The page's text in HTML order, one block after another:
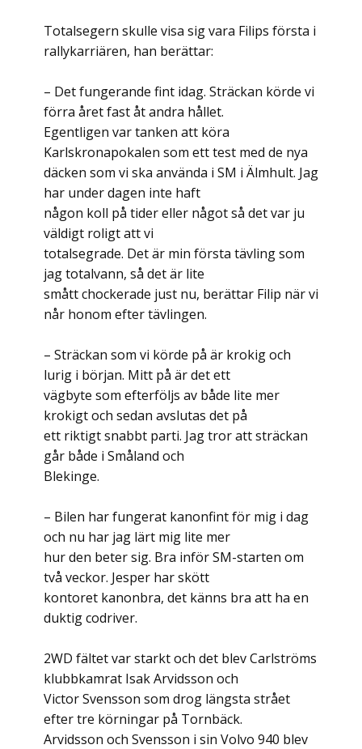
Totalsegern skulle visa sig vara Filips första i
rallykarriären, han berättar:
– Det fungerande fint idag. Sträckan körde vi
förra året fast åt andra hållet.
Egentligen var tanken att köra
Karlskronapokalen som ett test med de nya
däcken som vi ska använda i SM i Älmhult. Jag
har under dagen inte haft
någon koll på tider eller något så det var ju
väldigt roligt att vi
totalsegrade. Det är min första tävling som
jag totalvann, så det är lite
smått chockerade just nu, berättar Filip när vi
når honom efter tävlingen.
– Sträckan som vi körde på är krokig och
lurig i början. Mitt på är det ett
vägbyte som efterföljs av både lite mer
krokigt och sedan avslutas det på
ett riktigt snabbt parti. Jag tror att sträckan
går både i Småland och
Blekinge.
– Bilen har fungerat kanonfint för mig i dag
och nu har jag lärt mig lite mer
hur den beter sig. Bra inför SM-starten om
två veckor. Jesper har skött
kontoret kanonbra, det känns bra att ha en
duktig codriver.
2WD fältet var starkt och det blev Carlströms
klubbkamrat Isak Arvidsson och
Victor Svensson som drog längsta strået
efter tre körningar på Tornbäck.
Arvidsson och Svensson i sin Volvo 940 blev